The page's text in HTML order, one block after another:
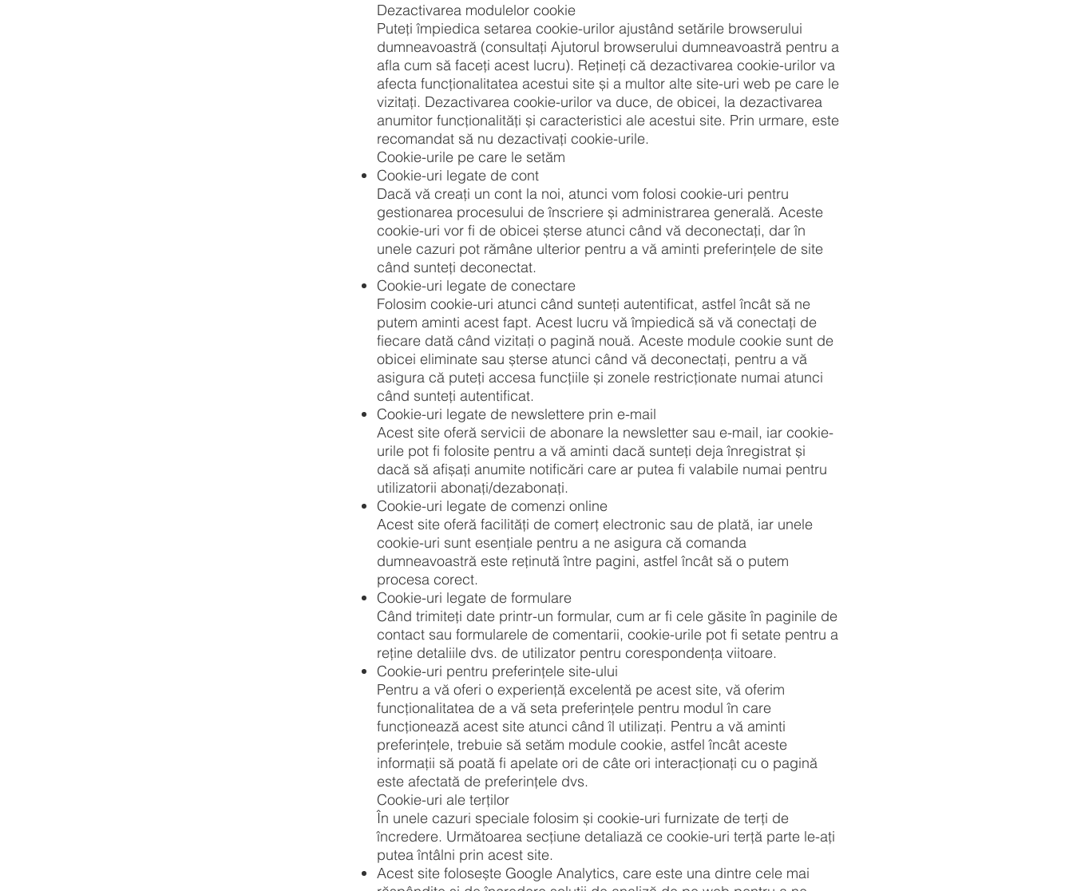
Dezactivarea modulelor cookie
Puteți împiedica setarea cookie-urilor ajustând setările browserului
dumneavoastră (consultați Ajutorul browserului dumneavoastră pentru a
afla cum să faceți acest lucru). Rețineți că dezactivarea cookie-urilor va
afecta funcționalitatea acestui site și a multor alte site-uri web pe care le
vizitați. Dezactivarea cookie-urilor va duce, de obicei, la dezactivarea
anumitor funcționalități și caracteristici ale acestui site. Prin urmare, este
recomandat să nu dezactivați cookie-urile.
Cookie-urile pe care le setăm
Cookie-uri legate de cont
Dacă vă creați un cont la noi, atunci vom folosi cookie-uri pentru
gestionarea procesului de înscriere și administrarea generală. Aceste
cookie-uri vor fi de obicei șterse atunci când vă deconectați, dar în
unele cazuri pot rămâne ulterior pentru a vă aminti preferințele de site
când sunteți deconectat.
Cookie-uri legate de conectare
Folosim cookie-uri atunci când sunteți autentificat, astfel încât să ne
putem aminti acest fapt. Acest lucru vă împiedică să vă conectați de
fiecare dată când vizitați o pagină nouă. Aceste module cookie sunt de
obicei eliminate sau șterse atunci când vă deconectați, pentru a vă
asigura că puteți accesa funcțiile și zonele restricționate numai atunci
când sunteți autentificat.
Cookie-uri legate de newslettere prin e-mail
Acest site oferă servicii de abonare la newsletter sau e-mail, iar cookie-
urile pot fi folosite pentru a vă aminti dacă sunteți deja înregistrat și
dacă să afișați anumite notificări care ar putea fi valabile numai pentru
utilizatorii abonați/dezabonați.
Cookie-uri legate de comenzi online
Acest site oferă facilități de comerț electronic sau de plată, iar unele
cookie-uri sunt esențiale pentru a ne asigura că comanda
dumneavoastră este reținută între pagini, astfel încât să o putem
procesa corect.
Cookie-uri legate de formulare
Când trimiteți date printr-un formular, cum ar fi cele găsite în paginile de
contact sau formularele de comentarii, cookie-urile pot fi setate pentru a
reține detaliile dvs. de utilizator pentru corespondența viitoare.
Cookie-uri pentru preferințele site-ului
Pentru a vă oferi o experiență excelentă pe acest site, vă oferim
funcționalitatea de a vă seta preferințele pentru modul în care
funcționează acest site atunci când îl utilizați. Pentru a vă aminti
preferințele, trebuie să setăm module cookie, astfel încât aceste
informații să poată fi apelate ori de câte ori interacționați cu o pagină
este afectată de preferințele dvs.
Cookie-uri ale terților
În unele cazuri speciale folosim și cookie-uri furnizate de terți de
încredere. Următoarea secțiune detaliază ce cookie-uri terță parte le-ați
putea întâlni prin acest site.
Acest site folosește Google Analytics, care este una dintre cele mai